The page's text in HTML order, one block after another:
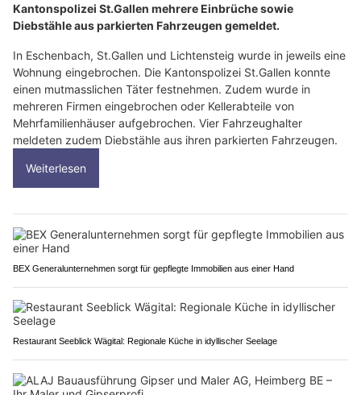
Kantonspolizei St.Gallen mehrere Einbrüche sowie
Diebstähle aus parkierten Fahrzeugen gemeldet.
In Eschenbach, St.Gallen und Lichtensteig wurde in jeweils eine
Wohnung eingebrochen. Die Kantonspolizei St.Gallen konnte
einen mutmasslichen Täter festnehmen. Zudem wurde in
mehreren Firmen eingebrochen oder Kellerabteile von
Mehrfamilienhäuser aufgebrochen. Vier Fahrzeughalter
meldeten zudem Diebstähle aus ihren parkierten Fahrzeugen.
Weiterlesen
BEX Generalunternehmen sorgt für gepflegte Immobilien aus einer Hand
Restaurant Seeblick Wägital: Regionale Küche in idyllischer Seelage